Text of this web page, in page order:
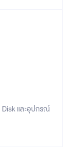
และอุปกรณ์